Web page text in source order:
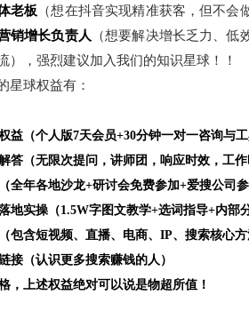
老板 （想在抖音实现精准获客，但不会
销增长负责人 （想要解决增长乏力、低
），强烈建议加入我们的知识星球！！
星球权益有：
益（个人版7天会员+30分钟一对一咨询与工
答（无限次提问，讲师团，响应时效，工作
全年各地沙龙+研讨会免费参加+爱搜公司参
地实操（1.5W字图文教学+选词指导+内部分
包含短视频、直播、电商、IP、搜索核心方
接（认识更多搜索赚钱的人）
，上述权益绝对可以说是物超所值！